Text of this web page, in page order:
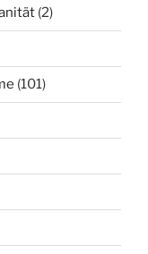
(2)
(101)